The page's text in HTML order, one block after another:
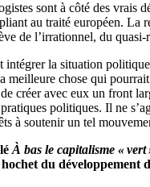
sont à côté des
au traité européen.
de l’irrationnel, du
la situation
chose qui
créer avec eux un front
politiques. Il ne
à soutenir un tel
À bas le capitalisme « vert
du développement